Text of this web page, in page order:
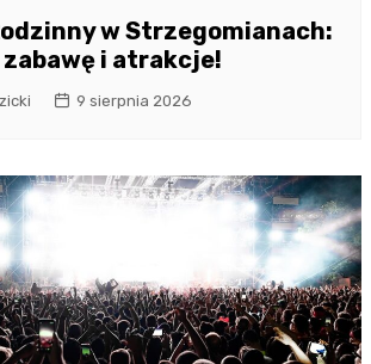
w Strzegomianach:
zabawę i atrakcje!
9 sierpnia 2026